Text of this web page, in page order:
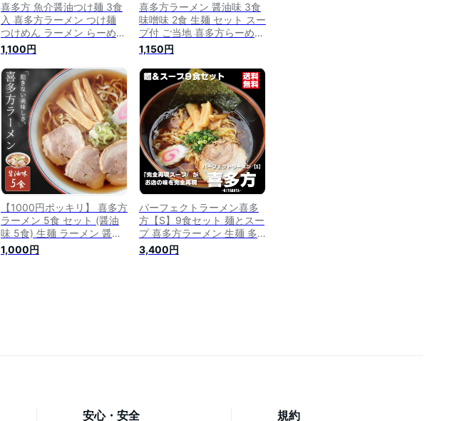
喜多方 魚介醤油つけ麺 3食
入 喜多方ラーメン つけ麺
つけめん ラーメン らーめん
スープ付き 生麺 魚介つけめ
ん お試し お取り寄せ グル
メ お取り寄せグルメ 喜多方
麺茶家 郡山銘販 まざっせこ
らっせ おためし
1,100円
喜多方ラーメン 醤油味 3食
味噌味 2食 生麺 セット スー
プ付 ご当地 喜多方らーめん
ラーメン らーめん 生めん
しょうゆ味 喜多方 喜多方麺
茶家 お取り寄せ 会津
1,150円
【1000円ポッキリ】 喜多方
ラーメン 5食 セット (醤油
味 5食) 生麺 ラーメン 醤油
ラーメン 本場 お取り寄せ
ご当地グルメ ポイント消化
1,000円
パーフェクトラーメン喜多
方【S】9食セット 麺とスー
プ 喜多方ラーメン 生麺 多
加水中太縮れ麺 醤油 煮干し
ラーメンセット ちぢれ麺 喜
3,400円
安心・安全 規約